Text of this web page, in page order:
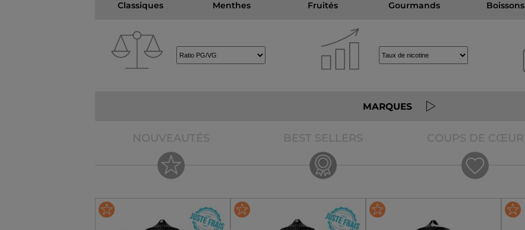
Classiques Menthes Fruités Gourmands Boissons
MARQUES
NOUVEAUTÉS BEST SELLERS COUPS DE CŒUR